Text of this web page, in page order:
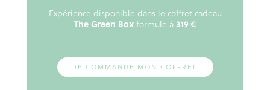
Expérience disponible dans le coffret cadeau
The Green Box formule à 319 €
JE COMMANDE MON COFFRET